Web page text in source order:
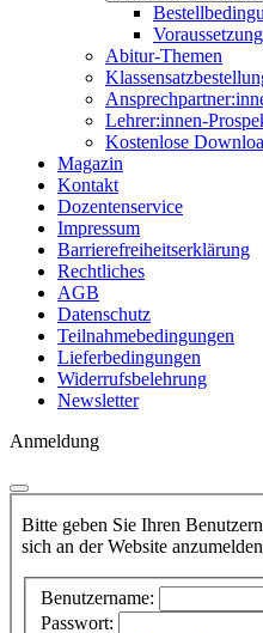
Abitur-Themen
Lehrer:innen-
Kostenlose
Magazin
Kontakt
Dozentenservice
Impressum
Barrierefreiheitserklärung
Rechtliches
AGB
Datenschutz
Teilnahmebedingungen
Lieferbedingungen
Widerrufsbelehrung
Newsletter
Anmeldung